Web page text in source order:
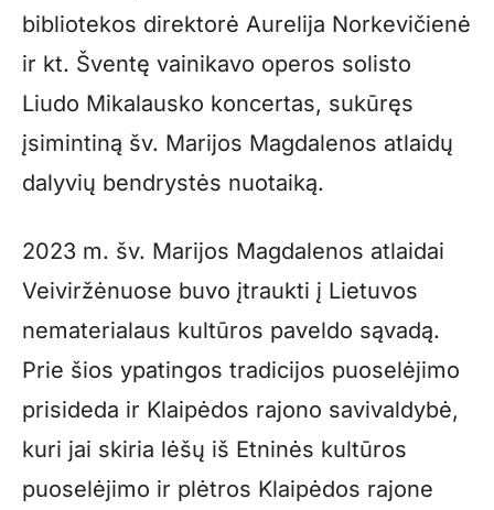
bibliotekos direktorė Aurelija Norkevičienė
ir kt. Šventę vainikavo operos solisto
Liudo Mikalausko koncertas, sukūręs
įsimintiną šv. Marijos Magdalenos atlaidų
dalyvių bendrystės nuotaiką.
2023 m. šv. Marijos Magdalenos atlaidai
Veiviržėnuose buvo įtraukti į Lietuvos
nematerialaus kultūros paveldo sąvadą.
Prie šios ypatingos tradicijos puoselėjimo
prisideda ir Klaipėdos rajono savivaldybė,
kuri jai skiria lėšų iš Etninės kultūros
puoselėjimo ir plėtros Klaipėdos rajone